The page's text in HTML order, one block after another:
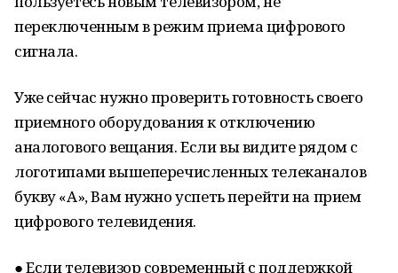
переключенным в режим приема цифрового
сигнала.
Уже сейчас нужно проверить готовность своего
приемного оборудования к отключению
аналогового вещания. Если вы видите рядом с
логотипами вышеперечисленных телеканалов
букву «А», Вам нужно успеть перейти на прием
цифрового телевидения.
● Если телевизор современный с поддержкой